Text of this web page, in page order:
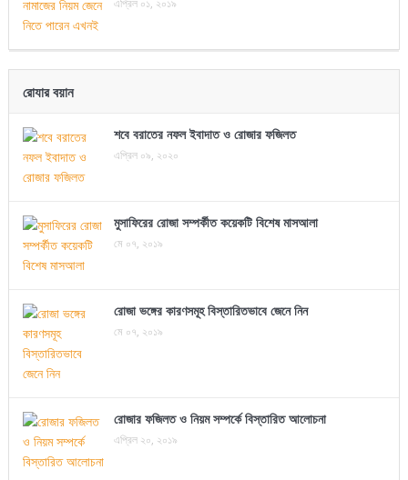
এপ্রিল ০১, ২০১৯
রোযার বয়ান
শবে বরাতের নফল ইবাদাত ও রোজার ফজিলত
এপ্রিল ০৯, ২০২০
মুসাফিরের রোজা সম্পর্কীত কয়েকটি বিশেষ মাসআলা
মে ০৭, ২০১৯
রোজা ভঙ্গের কারণসমূহ বিস্তারিতভাবে জেনে নিন
মে ০৭, ২০১৯
রোজার ফজিলত ও নিয়ম সম্পর্কে বিস্তারিত আলোচনা
এপ্রিল ২০, ২০১৯